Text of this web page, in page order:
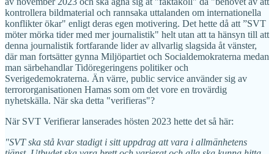
kontrollera bildmaterial och rannsaka uttalanden om internationella
konflikter ökar" enligt deras egen motivering. Det hette då att ”SVT
möter mörka tider med mer journalistik" helt utan att ta hänsyn till att
denna journalistik fortfarande lider av allvarlig slagsida åt vänster,
där man fortsätter gynna Miljöpartiet och Socialdemokraterna medan
man särbehandlar Tidöregeringens politiker och
Sverigedemokraterna. Än värre, public service använder sig av
terrororganisationen Hamas som om det vore en trovärdig
nyhetskälla. När ska detta "verifieras"?
När SVT Verifierar lanserades hösten 2023 hette det så här:
"SVT ska stå kvar stadigt i sitt uppdrag att vara i allmänhetens